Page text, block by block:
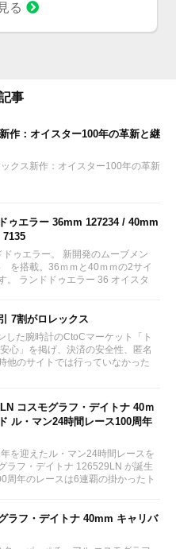
る
事
作：オイスター100年の革新と継
ックス新作：オイスター100年の革新
ゥエラー 36mm 127234 / 40mm
7135
ゥエラー。 新開発のムーブメン
搭載。36ｍｍと40ｍｍの2サイ
。 ランドドゥエラー 36 オイスタ
7割がロレックス
した腕時計のCtoCマーケット「ト
心」を掲げ、決済の安全性、匿名
他のサイトでは行っていなかった
コスモグラフ・デイトナ 40ｍ
ル・マン24時間レース100周年
を迎えたル・マン24時間レースを
ラフ・デイトナ 126529LN が誕生
周年のレースは6連覇の掛かったト
ラフ・デイトナ 40mm キャリバ